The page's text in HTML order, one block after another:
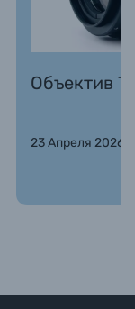
Объектив
23 Апреля 2026